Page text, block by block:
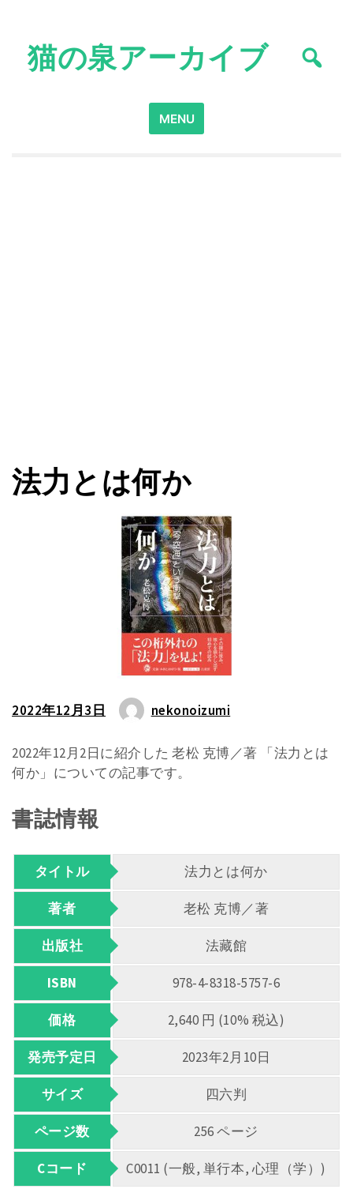
content猫の泉アーカイブ
Search
for:
MENU
法力とは何か
2022年12月3日 nekonoizumi
2022年12月2日に紹介した 老松 克博／著 「法力とは
何か」についての記事です。
書誌情報
タイトル 法力とは何か
著者 老松 克博／著
出版社 法藏館
ISBN 978-4-8318-5757-6
価格 2,640 円 (10% 税込)
発売予定日 2023年2月10日
サイズ 四六判
ページ数 256 ページ
Cコード C0011 (一般, 単行本, 心理（学）)